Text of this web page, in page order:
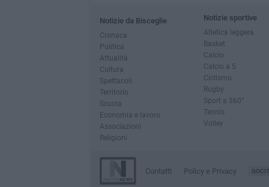
Notizie da Bisceglie
Cronaca
Politica
Attualità
Cultura
Spettacoli
Territorio
Scuola
Economia e lavoro
Associazioni
Religioni
Notizie sportive
Atletica leggera
Basket
Calcio
Calcio a 5
Ciclismo
Rugby
Sport a 360°
Tennis
Volley
Contatti Policy e Privacy